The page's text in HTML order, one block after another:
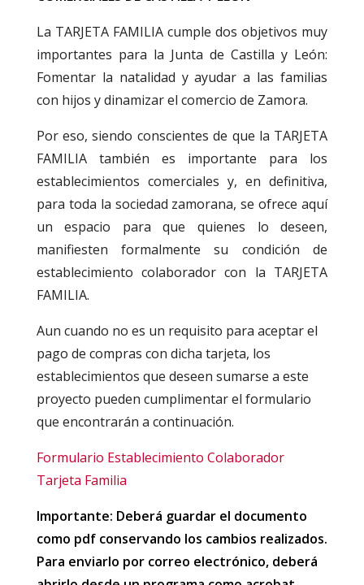
La TARJETA FAMILIA cumple dos objetivos muy
importantes para la Junta de Castilla y León:
Fomentar la natalidad y ayudar a las familias
con hijos y dinamizar el comercio de Zamora.
Por eso, siendo conscientes de que la TARJETA
FAMILIA también es importante para los
establecimientos comerciales y, en definitiva,
para toda la sociedad zamorana, se ofrece aquí
un espacio para que quienes lo deseen,
manifiesten formalmente su condición de
establecimiento colaborador con la TARJETA
FAMILIA.
Aun cuando no es un requisito para aceptar el
pago de compras con dicha tarjeta, los
establecimientos que deseen sumarse a este
proyecto pueden cumplimentar el formulario
que encontrarán a continuación.
Formulario Establecimiento Colaborador
Tarjeta Familia
Importante: Deberá guardar el documento
como pdf conservando los cambios realizados.
Para enviarlo por correo electrónico, deberá